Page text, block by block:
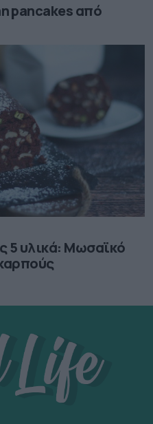
pancakes από
5 υλικά: Μωσαϊκό